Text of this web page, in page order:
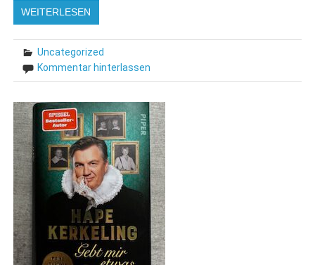
WEITERLESEN
Uncategorized
Kommentar hinterlassen